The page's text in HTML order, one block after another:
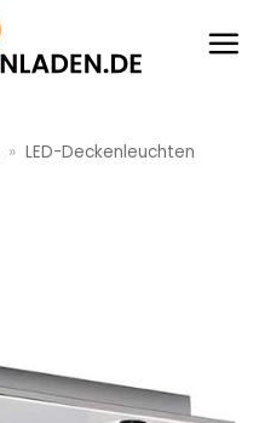
» LED-Deckenleuchten